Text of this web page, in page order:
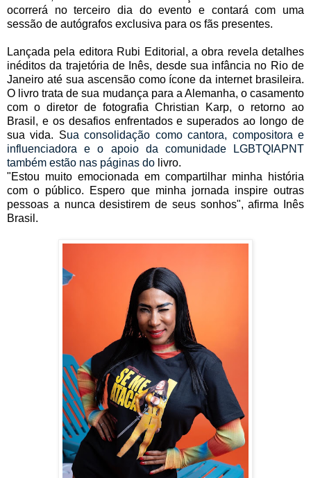
ocorrerá no terceiro dia do evento e contará com uma
sessão de autógrafos exclusiva para os fãs presentes.
Lançada pela editora Rubi Editorial, a obra revela detalhes
inéditos da trajetória de Inês, desde sua infância no Rio de
Janeiro até sua ascensão como ícone da internet brasileira.
O livro trata de sua mudança para a Alemanha, o casamento
com o diretor de fotografia Christian Karp, o retorno ao
Brasil, e os desafios enfrentados e superados ao longo de
sua vida. Sua consolidação como cantora, compositora e
influenciadora e o apoio da comunidade LGBTQIAPNT
também estão nas páginas do livro.
"Estou muito emocionada em compartilhar minha história
com o público. Espero que minha jornada inspire outras
pessoas a nunca desistirem de seus sonhos", afirma Inês
Brasil.